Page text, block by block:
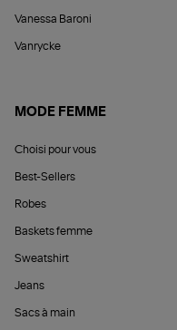
Vanessa Baroni
Vanrycke
MODE FEMME
Choisi pour vous
Best-Sellers
Robes
Baskets femme
Sweatshirt
Jeans
Sacs à main